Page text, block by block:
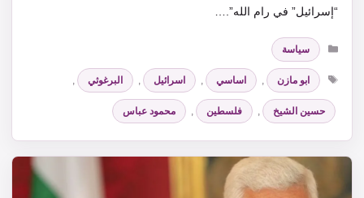
“إسرائيل” في رام الله”.…
التصنيفات
سياسة
الوسوم
ابو مازن اساسي اسرائيل البرغوثي
حسين الشيخ فلسطين محمود عباس